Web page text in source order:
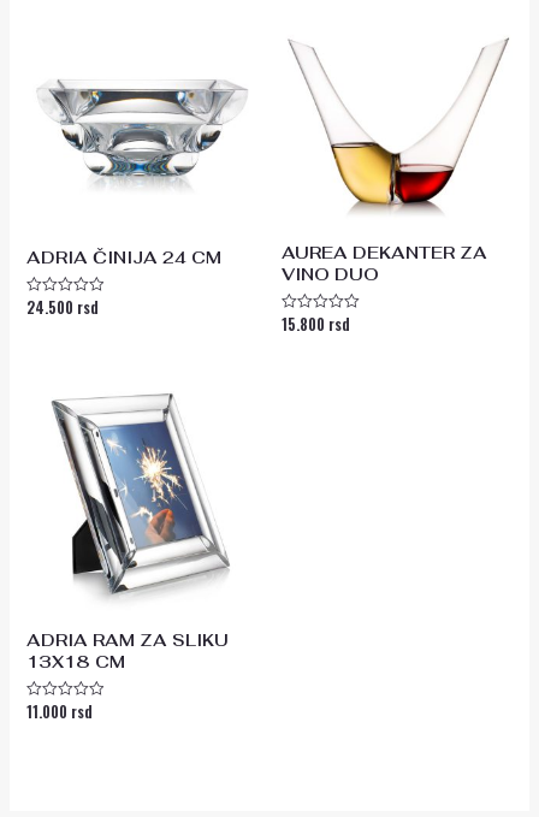
ADRIA ČINIJA 24 CM
Ocenjeno
24.500 rsd
AUREA DEKANTER ZA
VINO DUO
Ocenjeno
15.800 rsd
ADRIA RAM ZA SLIKU
13X18 CM
Ocenjeno
11.000 rsd